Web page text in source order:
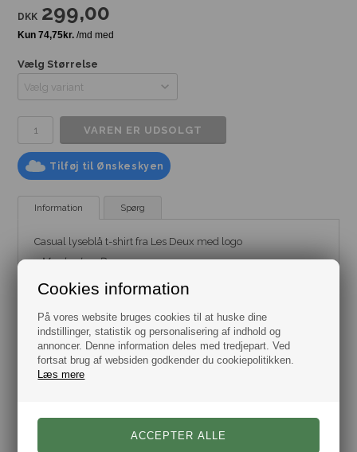
Cookies information
På vores website bruges cookies til at huske dine
indstillinger, statistik og personalisering af indhold og
annoncer. Denne information deles med tredjepart. Ved
fortsat brug af websiden godkender du cookiepolitikken.
Læs mere
DKK 299,00
Vælg Størrelse
Tilføj til Ønskeskyen
Information Spørg
Casual lyseblå t-shirt fra Les Deux med logo
- Mærke:Les Deux
- Fit: Slim Fit
- Farve: Blå
- Størrelse: Flere Varianter fra str. Small til str. XXL
- Materiale: 100% Bomuld